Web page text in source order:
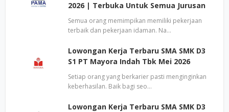
2026 | Terbuka Untuk Semua Jurusan
Semua orang memimpikan memiliki pekerjaan
terbaik dan pekerjaan idaman. Na…
Lowongan Kerja Terbaru SMA SMK D3
S1 PT Mayora Indah Tbk Mei 2026
Setiap orang yang berkarier pasti menginginkan
keberhasilan. Baik bagi seo…
Lowongan Kerja Terbaru SMA SMK D3